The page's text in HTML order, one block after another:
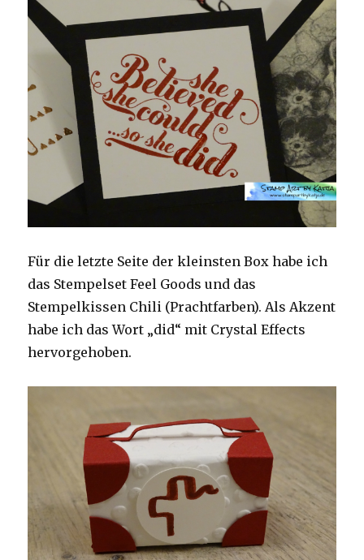
Für die letzte Seite der kleinsten Box habe ich
das Stempelset Feel Goods und das
Stempelkissen Chili (Prachtfarben). Als Akzent
habe ich das Wort „did“ mit Crystal Effects
hervorgehoben.